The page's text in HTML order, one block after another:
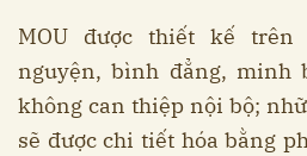
MOU được thiết kế
nguyện, bình đẳng, minh
không can thiệp nội bộ;
sẽ được chi tiết hóa bằng